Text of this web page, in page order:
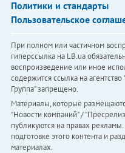
Политики и стандарты
Пользовательское
При полном или частичном
гиперссылка на LB.ua
воспроизведение или иное
содержится ссылка на
Группа" запрещено.
Материалы, которые
"Новости компаний" /
публикуются на правах рекламы.
подготовке этого контента и
материалах.